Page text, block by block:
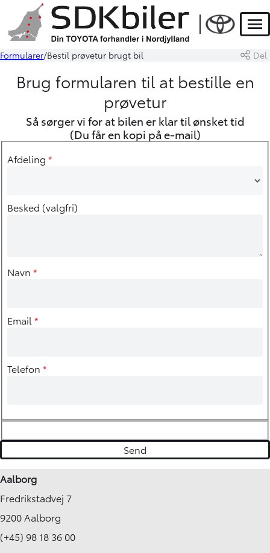
Formularer Bestil prøvetur brugt bil Del
Brug formularen til at bestille en
prøvetur
Så sørger vi for at bilen er klar til ønsket tid
(Du får en kopi på e-mail)
Afdeling *
Besked (valgfri)
Navn *
Email *
Telefon *
Aalborg
Fredrikstadvej 7
9200 Aalborg
(+45) 98 18 36 00